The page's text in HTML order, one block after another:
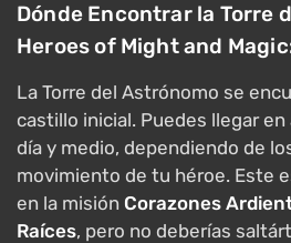
Dónde Encontrar la Torre
Heroes of Might and
La Torre del Astrónomo se
castillo inicial. Puedes llegar
día y medio, dependiendo de
movimiento de tu héroe. Este
en la misión Corazones
Raíces, pero no deberías